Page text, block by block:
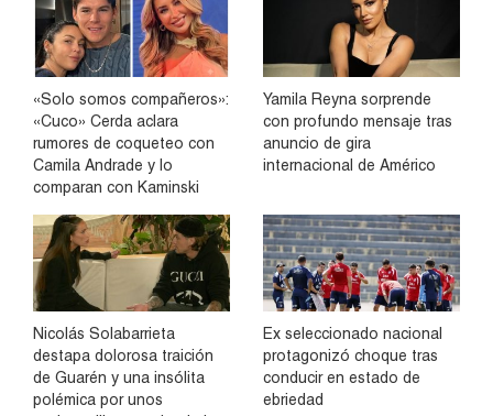
«Solo somos compañeros»:
«Cuco» Cerda aclara
rumores de coqueteo con
Camila Andrade y lo
comparan con Kaminski
Yamila Reyna sorprende
con profundo mensaje tras
anuncio de gira
internacional de Américo
Nicolás Solabarrieta
destapa dolorosa traición
de Guarén y una insólita
polémica por unos
Ex seleccionado nacional
protagonizó choque tras
conducir en estado de
ebriedad